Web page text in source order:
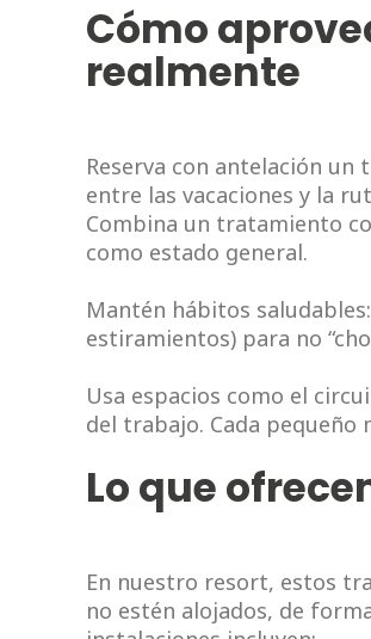
Cómo
realmente
Reserva con antelación
entre las vacaciones y la
Combina un tratamiento
como estado general.
Mantén hábitos
estiramientos) para no
Usa espacios como el
del trabajo. Cada pequeño
Lo que
En nuestro resort, estos
no estén alojados, de